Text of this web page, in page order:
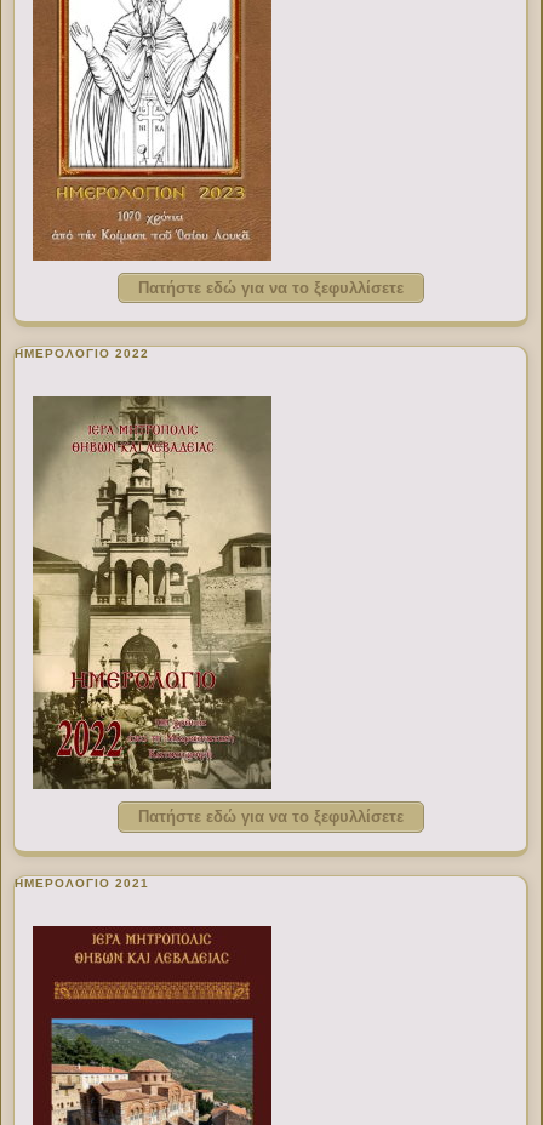
Πατήστε εδώ για να το ξεφυλλίσετε
ΗΜΕΡΟΛΟΓΙΟ 2022
Πατήστε εδώ για να το ξεφυλλίσετε
ΗΜΕΡΟΛΟΓΙΟ 2021